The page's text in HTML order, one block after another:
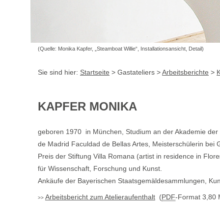
(Quelle: Monika Kapfer, „Steamboat Willie“, Installationsansicht, Detail)
Sie sind hier: Startseite > Gastateliers >Arbeitsberichte >
KAPFER MONIKA
geboren 1970 in München, Studium an der Akademie
de Madrid Faculdad de Bellas Artes, Meisterschülerin bei
Preis der Stiftung Villa Romana (artist in residence in
für Wissenschaft, Forschung und Kunst.
Ankäufe der Bayerischen Staatsgemäldesammlungen,
Arbeitsbericht zum Atelieraufenthalt (PDF-Format 3,80